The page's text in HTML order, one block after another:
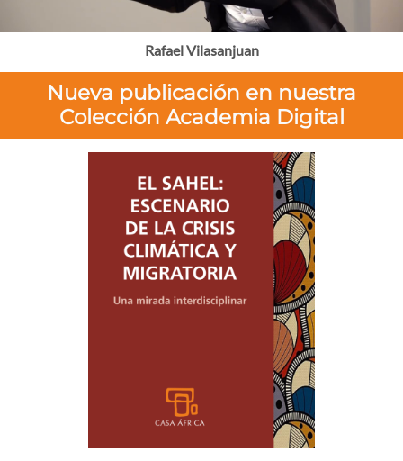
Rafael Vilasanjuan
Nueva publicación en nuestra
Colección Academia Digital